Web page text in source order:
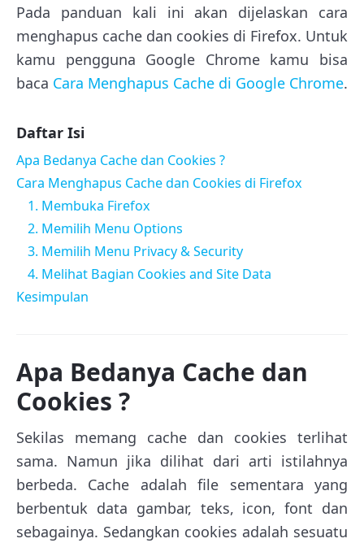
Pada panduan kali ini akan dijelaskan cara
menghapus cache dan cookies di Firefox. Untuk
kamu pengguna Google Chrome kamu bisa
baca Cara Menghapus Cache di Google Chrome.
Daftar Isi
Apa Bedanya Cache dan Cookies ?
Cara Menghapus Cache dan Cookies di Firefox
1. Membuka Firefox
2. Memilih Menu Options
3. Memilih Menu Privacy & Security
4. Melihat Bagian Cookies and Site Data
Kesimpulan
Apa Bedanya Cache dan
Cookies ?
Sekilas memang cache dan cookies terlihat
sama. Namun jika dilihat dari arti istilahnya
berbeda. Cache adalah file sementara yang
berbentuk data gambar, teks, icon, font dan
sebagainya. Sedangkan cookies adalah sesuatu